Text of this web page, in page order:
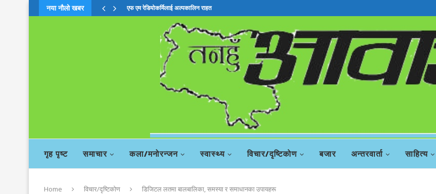
नया नौलो खबर चिया बहसमाः दाहालको सदस्यता खारेजी सिफारिस
गृह पृष्ट समाचार कला/मनोरन्जन स्वास्थ्य विचार/दृष्टिकोण बजार अन्तरवार्ता साहित्य
Home विचार/दृष्टिकोण डिजिटल लतमा बालबालिका, समस्या र समाधानका उपायहरू